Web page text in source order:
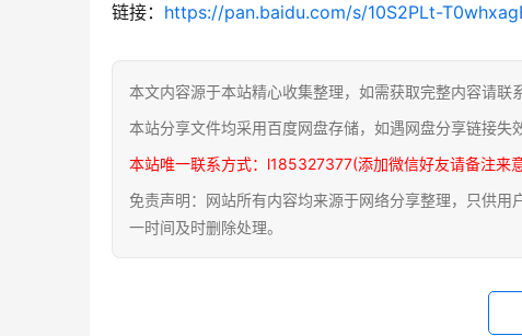
链接： https://pan.baidu.com/s/10S2PLt-
本文内容源于本站精心收集整理，如需获取完整内容请联
本站分享文件均采用百度网盘存储，如遇网盘分享链接失
本站唯一联系方式：l185327377(添加微信好友请备注来
免责声明：网站所有内容均来源于网络分享整理，只供
一时间及时删除处理。